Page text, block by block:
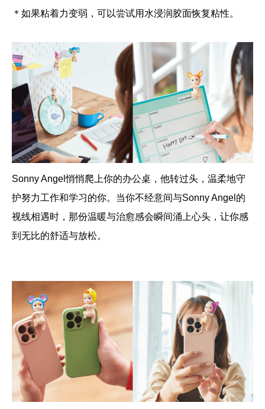
＊如果粘着力变弱，可以尝试用水浸润胶面恢复粘性。
Sonny Angel悄悄爬上你的办公桌，他转过头，温柔地守
护努力工作和学习的你。当你不经意间与Sonny Angel的
视线相遇时，那份温暖与治愈感会瞬间涌上心头，让你感
到无比的舒适与放松。